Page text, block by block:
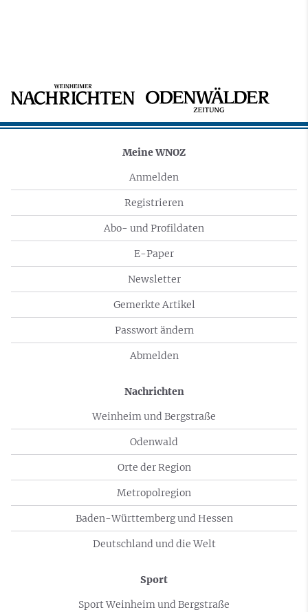
Meine WNOZ
Anmelden
Registrieren
Abo- und Profildaten
E-Paper
Newsletter
Gemerkte Artikel
Passwort ändern
Abmelden
Nachrichten
Weinheim und Bergstraße
Odenwald
Orte der Region
Metropolregion
Baden-Württemberg und Hessen
Deutschland und die Welt
Sport
Sport Weinheim und Bergstraße